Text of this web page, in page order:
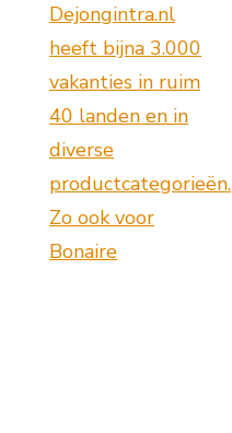
Dejongintra.nl
heeft bijna 3.000
vakanties in ruim
40 landen en in
diverse
productcategorieën.
Zo ook voor
Bonaire